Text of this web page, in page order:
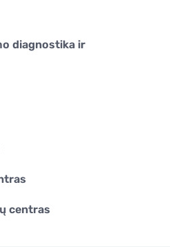
diagnostika ir
centras